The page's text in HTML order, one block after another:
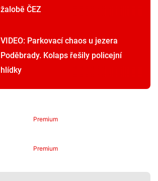
žalobě ČEZ
VIDEO: Parkovací chaos u jezera
Poděbrady. Kolaps řešily policejní
hlídky
Premium
Premium